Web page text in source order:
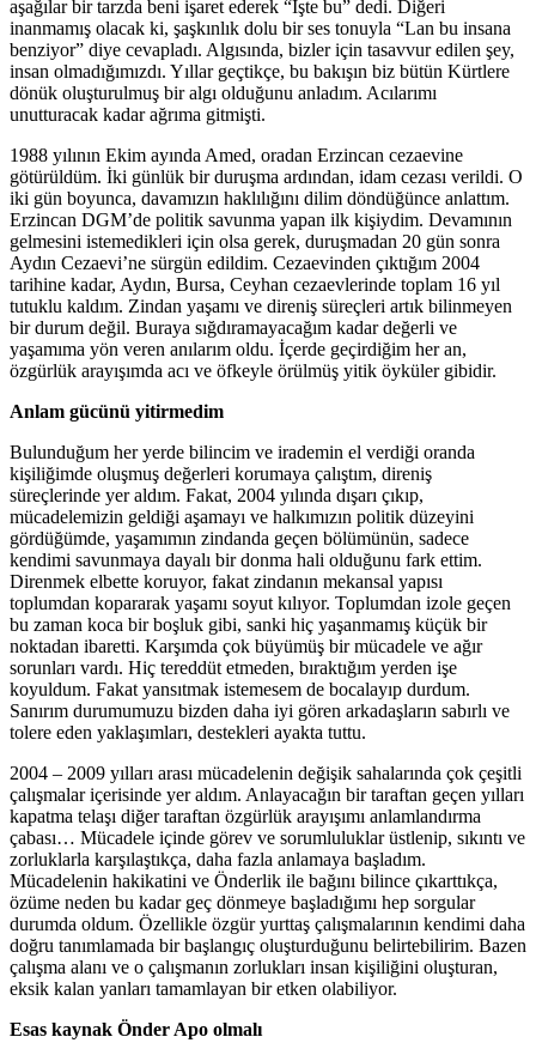
aşağılar bir tarzda beni işaret ederek “İşte bu” dedi. Diğeri
inanmamış olacak ki, şaşkınlık dolu bir ses tonuyla “Lan bu insana
benziyor” diye cevapladı. Algısında, bizler için tasavvur edilen şey,
insan olmadığımızdı. Yıllar geçtikçe, bu bakışın biz bütün Kürtlere
dönük oluşturulmuş bir algı olduğunu anladım. Acılarımı
unutturacak kadar ağrıma gitmişti.
1988 yılının Ekim ayında Amed, oradan Erzincan cezaevine
götürüldüm. İki günlük bir duruşma ardından, idam cezası verildi. O
iki gün boyunca, davamızın haklılığını dilim döndüğünce anlattım.
Erzincan DGM’de politik savunma yapan ilk kişiydim. Devamının
gelmesini istemedikleri için olsa gerek, duruşmadan 20 gün sonra
Aydın Cezaevi’ne sürgün edildim. Cezaevinden çıktığım 2004
tarihine kadar, Aydın, Bursa, Ceyhan cezaevlerinde toplam 16 yıl
tutuklu kaldım. Zindan yaşamı ve direniş süreçleri artık bilinmeyen
bir durum değil. Buraya sığdıramayacağım kadar değerli ve
yaşamıma yön veren anılarım oldu. İçerde geçirdiğim her an,
özgürlük arayışımda acı ve öfkeyle örülmüş yitik öyküler gibidir.
Anlam gücünü yitirmedim
Bulunduğum her yerde bilincim ve irademin el verdiği oranda
kişiliğimde oluşmuş değerleri korumaya çalıştım, direniş
süreçlerinde yer aldım. Fakat, 2004 yılında dışarı çıkıp,
mücadelemizin geldiği aşamayı ve halkımızın politik düzeyini
gördüğümde, yaşamımın zindanda geçen bölümünün, sadece
kendimi savunmaya dayalı bir donma hali olduğunu fark ettim.
Direnmek elbette koruyor, fakat zindanın mekansal yapısı
toplumdan kopararak yaşamı soyut kılıyor. Toplumdan izole geçen
bu zaman koca bir boşluk gibi, sanki hiç yaşanmamış küçük bir
noktadan ibaretti. Karşımda çok büyümüş bir mücadele ve ağır
sorunları vardı. Hiç tereddüt etmeden, bıraktığım yerden işe
koyuldum. Fakat yansıtmak istemesem de bocalayıp durdum.
Sanırım durumumuzu bizden daha iyi gören arkadaşların sabırlı ve
tolere eden yaklaşımları, destekleri ayakta tuttu.
2004 – 2009 yılları arası mücadelenin değişik sahalarında çok çeşitli
çalışmalar içerisinde yer aldım. Anlayacağın bir taraftan geçen yılları
kapatma telaşı diğer taraftan özgürlük arayışımı anlamlandırma
çabası… Mücadele içinde görev ve sorumluluklar üstlenip, sıkıntı ve
zorluklarla karşılaştıkça, daha fazla anlamaya başladım.
Mücadelenin hakikatini ve Önderlik ile bağını bilince çıkarttıkça,
özüme neden bu kadar geç dönmeye başladığımı hep sorgular
durumda oldum. Özellikle özgür yurttaş çalışmalarının kendimi daha
doğru tanımlamada bir başlangıç oluşturduğunu belirtebilirim. Bazen
çalışma alanı ve o çalışmanın zorlukları insan kişiliğini oluşturan,
eksik kalan yanları tamamlayan bir etken olabiliyor.
Esas kaynak Önder Apo olmalı